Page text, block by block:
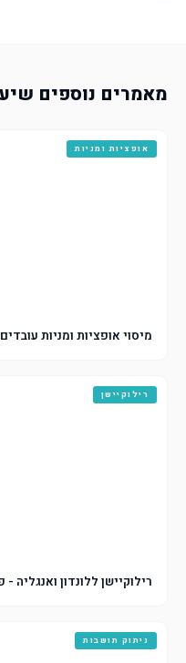
מאמרים נוספים
אופציות ומניות
מיסוי אופציות ומניות
רילוקיישן
רילוקיישן ללונדון
ניתוק תושבות